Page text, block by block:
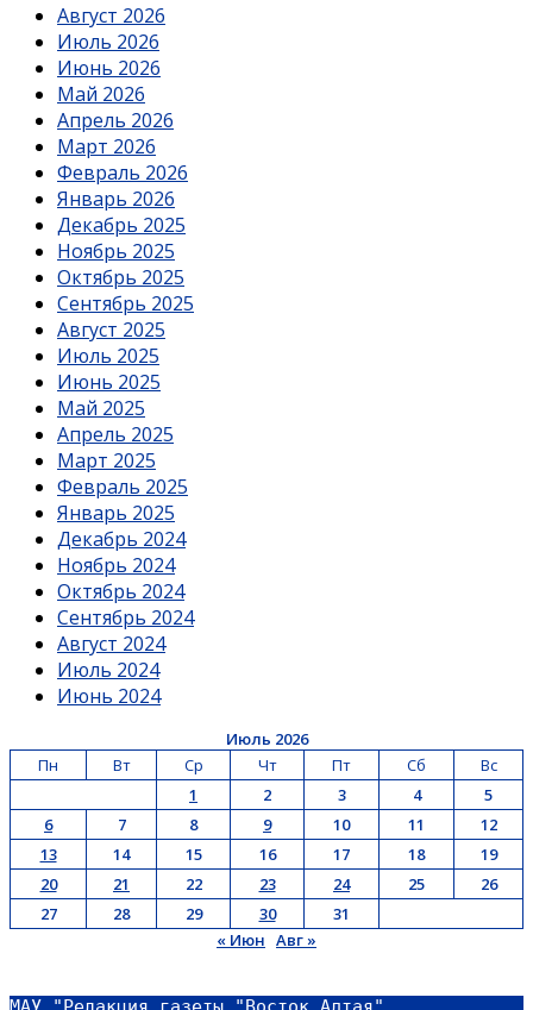
Август 2026
Июль 2026
Июнь 2026
Май 2026
Апрель 2026
Март 2026
Февраль 2026
Январь 2026
Декабрь 2025
Ноябрь 2025
Октябрь 2025
Сентябрь 2025
Август 2025
Июль 2025
Июнь 2025
Май 2025
Апрель 2025
Март 2025
Февраль 2025
Январь 2025
Декабрь 2024
Ноябрь 2024
Октябрь 2024
Сентябрь 2024
Август 2024
Июль 2024
Июнь 2024
Июль 2026
Пн
Вт Ср Чт Пт Сб
Вс
1
2 3 4
5
6
7 8 9 10 11
12
13
14 15 16 17 18
19
20
21 22 23 24 25
26
27
28 29 30
31
« Июн Авг »